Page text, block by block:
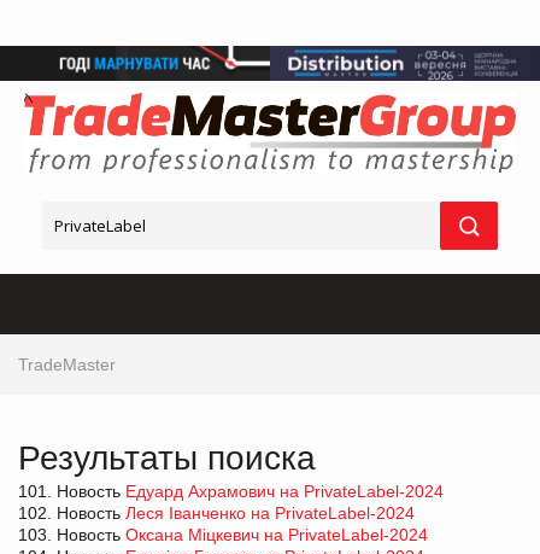
TradeMaster
Результаты поиска
101. Новость Едуард Ахрамович на PrivateLabel-2024
102. Новость Леся Іванченко на PrivateLabel-2024
103. Новость Оксана Міцкевич на PrivateLabel-2024